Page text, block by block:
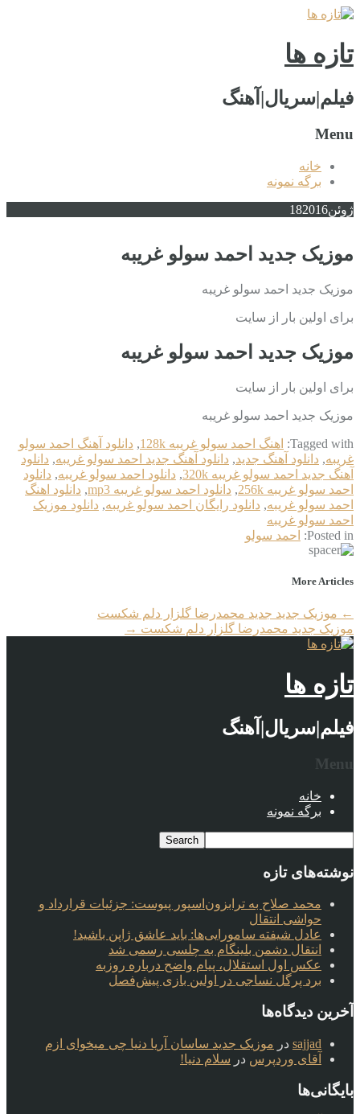
تازه ها
فیلم|سریال|آهنگ
Menu
خانه
برگه نمونه
ژوئن 182016
موزیک جدید احمد سولو غریبه
موزیک جدید احمد سولو غریبه
برای اولین بار از سایت
موزیک جدید احمد سولو غریبه
برای اولین بار از سایت
موزیک جدید احمد سولو غریبه
Tagged with: اهنگ احمد سولو غریبه 128k , دانلود آهنگ احمد سولو
غریبه, دانلود آهنگ جدید, دانلود آهنگ جدید احمد سولو غریبه, دانلود
آهنگ جدید احمد سولو غریبه 320k
, دانلود احمد سولو غریبه, دانلود
احمد سولو غریبه 256k
, دانلود احمد سولو غریبه mp3 , دانلود اهنگ
احمد سولو غریبه, دانلود رایگان احمد سولو غریبه, دانلود موزیک
احمد سولو غریبه
Posted in:
احمد سولو
More Articles
← موزیک جدید جديد محمدرضا گلزار دلم شکست
موزیک جدید محمدرضا گلزار دلم شکست →
تازه ها
فیلم|سریال|آهنگ
Menu
خانه
برگه نمونه
نوشته‌های تازه
محمد صلاح به ترابزون‌اسپور پیوست: جزئیات قرارداد و
حواشی انتقال
عادل شیفته سامورایی‌ها: باید عاشق ژاپن باشید!
انتقال دشمن بلینگام به چلسی رسمی شد
عکس اول استقلال، پیام واضح درباره روزبه
برد پرگل نساجی در اولین بازی پیش‌فصل
آخرین دیدگاه‌ها
sajjad در موزیک جدید ساسان آریا دنیا چی میخوای ازم
آقای وردپرس در سلام دنیا!
بایگانی‌ها